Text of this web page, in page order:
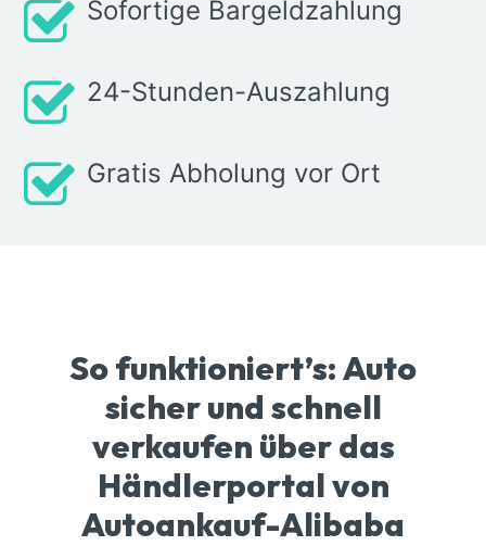
Sofortige Bargeldzahlung
24-Stunden-Auszahlung
Gratis Abholung vor Ort
So funktioniert’s: Auto
sicher und schnell
verkaufen über das
Händlerportal von
Autoankauf-Alibaba